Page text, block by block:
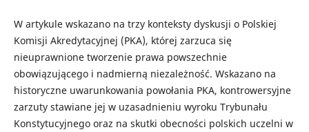
W artykule wskazano na trzy konteksty dyskusji o Polskiej
Komisji Akredytacyjnej (PKA), której zarzuca się
nieuprawnione tworzenie prawa powszechnie
obowiązującego i nadmierną niezależność. Wskazano na
historyczne uwarunkowania powołania PKA, kontrowersyjne
zarzuty stawiane jej w uzasadnieniu wyroku Trybunału
Konstytucyjnego oraz na skutki obecności polskich uczelni w